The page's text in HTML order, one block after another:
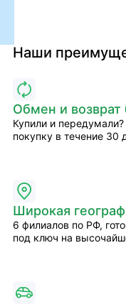
Наши
Обмен и возврат
Купили и
покупку в течение 30
Широкая
6 филиалов по РФ,
под ключ на